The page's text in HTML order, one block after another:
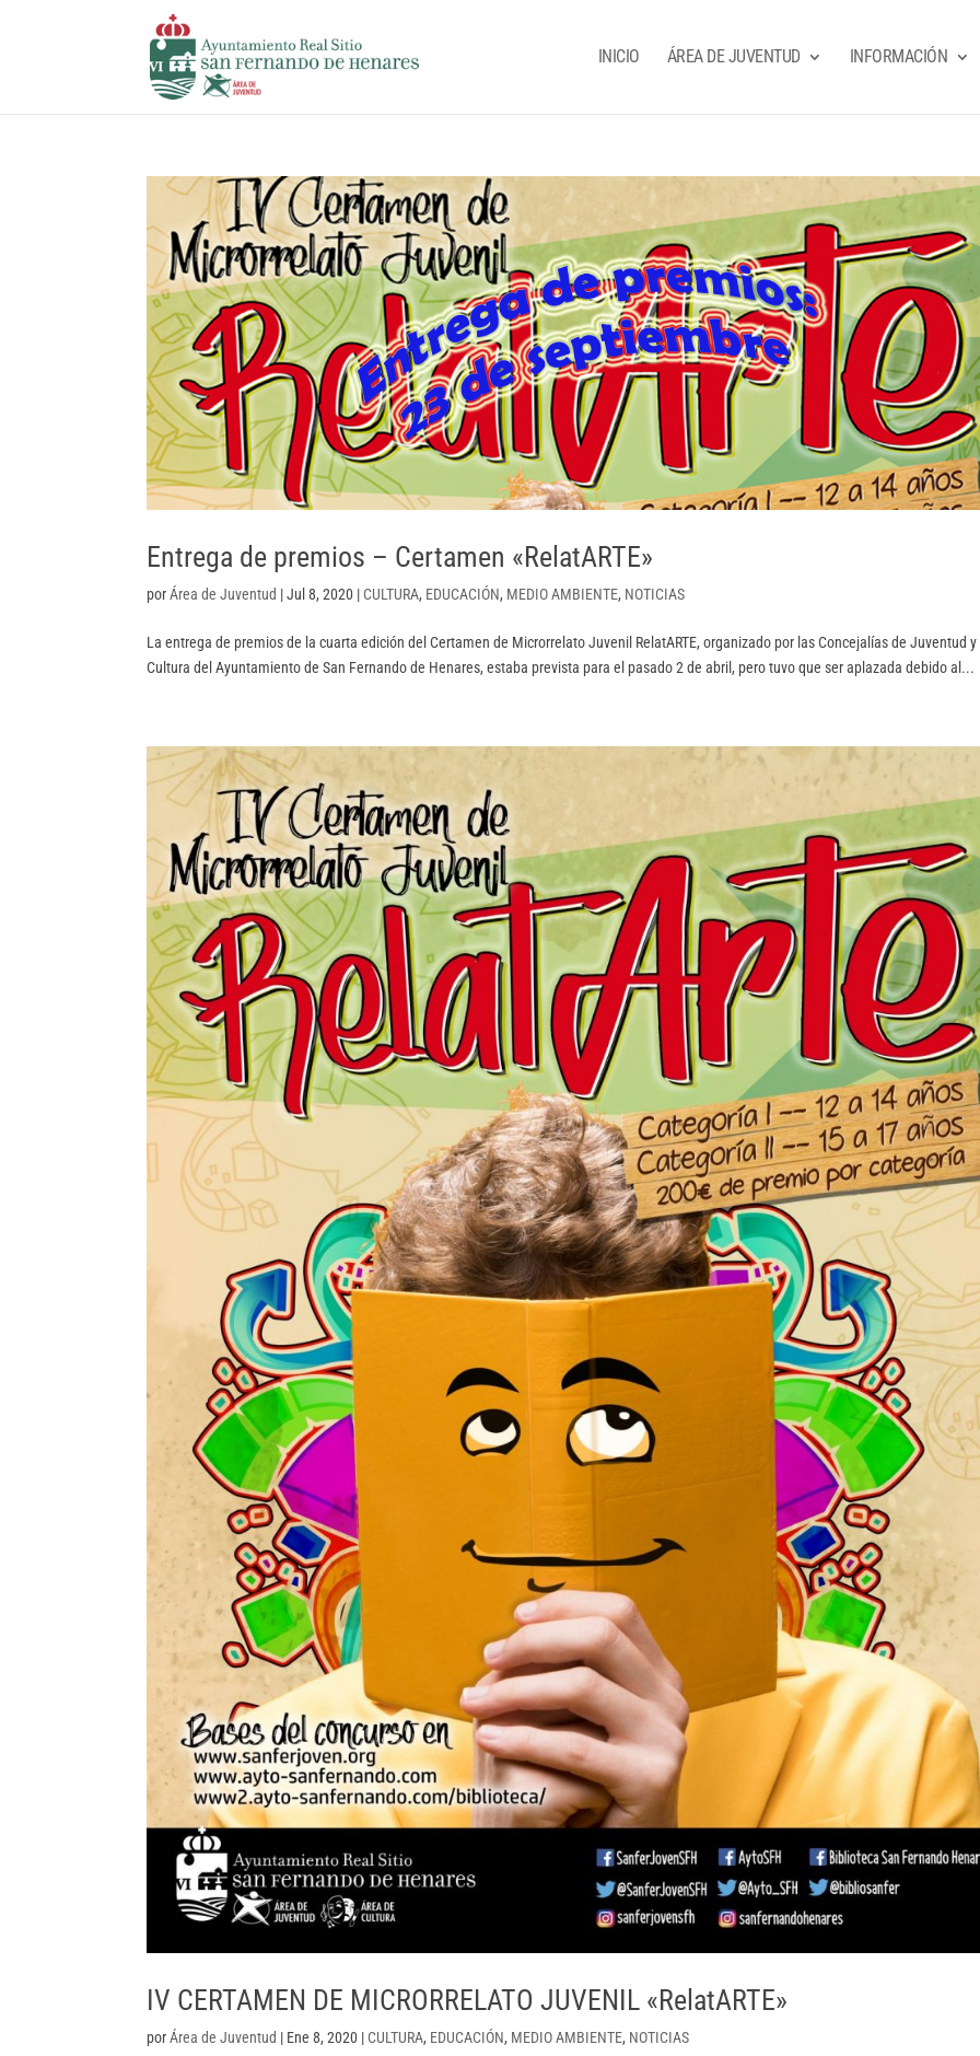
INICIO ÁREA DE JUVENTUD INFORMACIÓN
Entrega de premios – Certamen «RelatARTE»
porÁrea de Juventud |Jul 8, 2020 | CULTURA, EDUCACIÓN, MEDIO AMBIENTE, NOTICIAS
La entrega de premios de la cuarta edición del Certamen de Microrrelato Juvenil RelatARTE, organizado por las Concejalías de Juventud y
Cultura del Ayuntamiento de San Fernando de Henares, estaba prevista para el pasado 2 de abril, pero tuvo que ser aplazada debido al...
IV CERTAMEN DE MICRORRELATO JUVENIL «RelatARTE»
porÁrea de Juventud | Ene 8, 2020 | CULTURA, EDUCACIÓN, MEDIO AMBIENTE, NOTICIAS